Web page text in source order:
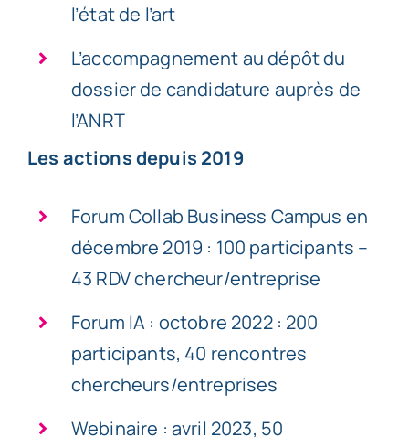
l’état de l’art
L’accompagnement au dépôt du
dossier de candidature auprès de
l’ANRT
Les actions depuis 2019
Forum Collab Business Campus en
décembre 2019 : 100 participants –
43 RDV chercheur/entreprise
Forum IA : octobre 2022 : 200
participants, 40 rencontres
chercheurs/entreprises
Webinaire : avril 2023, 50